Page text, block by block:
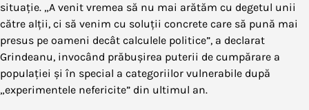
situație. „A venit vremea să nu mai arătăm cu degetul unii
către alții, ci să venim cu soluții concrete care să pună mai
presus pe oameni decât calculele politice”, a declarat
Grindeanu, invocând prăbușirea puterii de cumpărare a
populației și în special a categoriilor vulnerabile după
„experimentele nefericite” din ultimul an.